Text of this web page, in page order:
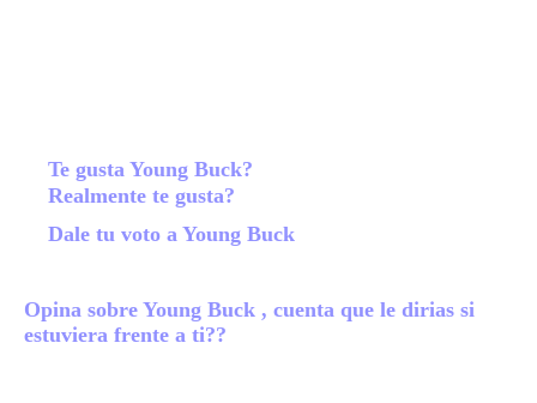
Te gusta Young Buck?
Realmente te gusta?
Dale tu voto a Young Buck
Opina sobre Young Buck , cuenta que le dirias si
estuviera frente a ti??